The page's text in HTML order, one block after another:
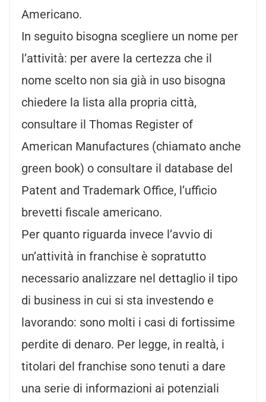
In seguito bisogna scegliere un nome per
l’attività: per avere la certezza che il
nome scelto non sia già in uso bisogna
chiedere la lista alla propria città,
consultare il Thomas Register of
American Manufactures (chiamato anche
green book) o consultare il database del
Patent and Trademark Office, l’ufficio
brevetti fiscale americano.
Per quanto riguarda invece l’avvio di
un’attività in franchise è sopratutto
necessario analizzare nel dettaglio il tipo
di business in cui si sta investendo e
lavorando: sono molti i casi di fortissime
perdite di denaro. Per legge, in realtà, i
titolari del franchise sono tenuti a dare
una serie di informazioni ai potenziali